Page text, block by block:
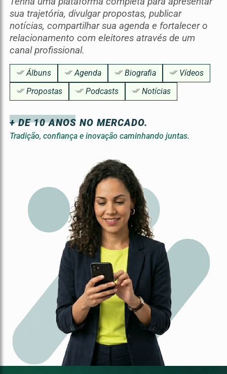
sua trajetória, divulgar propostas, publicar
notícias, compartilhar sua agenda e fortalecer o
relacionamento com eleitores através de um
canal profissional.
Álbuns Agenda Biografia
Vídeos
Propostas
Podcasts Notícias
+ DE 10 ANOS NO MERCADO.
Tradição, confiança e inovação caminhando juntas.